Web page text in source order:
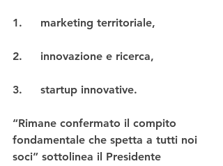
1.	marketing territoriale,
2.	innovazione e ricerca,
3.	startup innovative.
“Rimane confermato il compito
fondamentale che spetta a tutti noi
soci” sottolinea il Presidente